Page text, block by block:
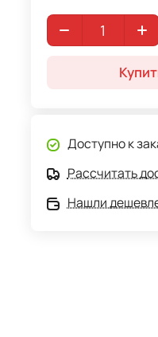
Доступно к
Рассчитать
Нашли